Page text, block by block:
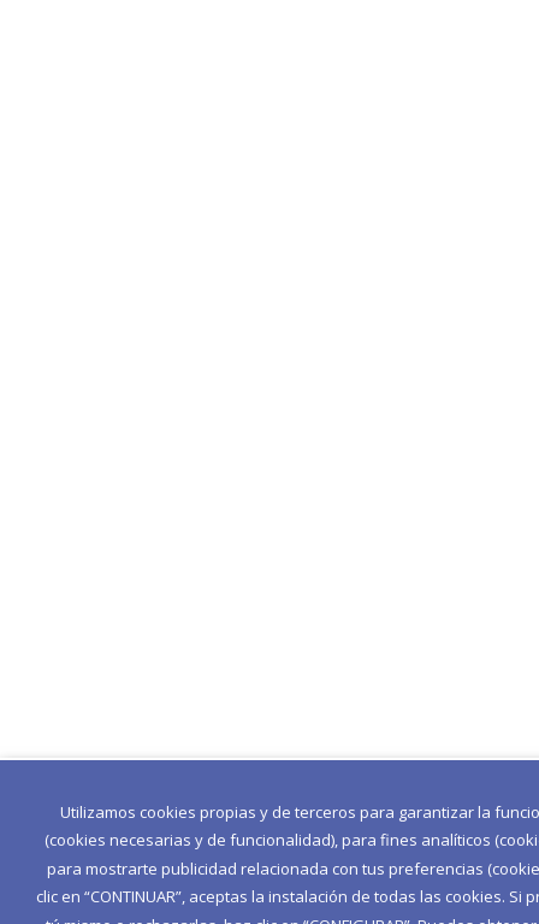
Utilizamos cookies propias y de terceros para garantizar la
(cookies necesarias y de funcionalidad), para fines analíticos
para mostrarte publicidad relacionada con tus preferencias
clic en “CONTINUAR”, aceptas la instalación de todas las cookies.